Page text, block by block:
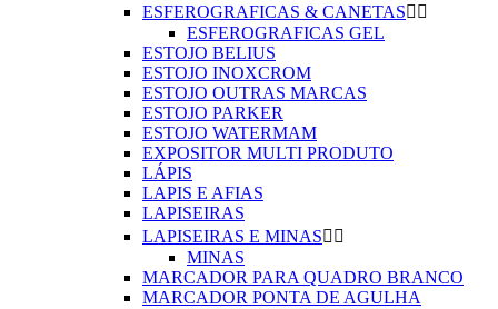
ESFEROGRAFICAS & CANETAS 
ESFEROGRAFICAS GEL
ESTOJO BELIUS
ESTOJO INOXCROM
ESTOJO OUTRAS MARCAS
ESTOJO PARKER
ESTOJO WATERMAM
EXPOSITOR MULTI PRODUTO
LÁPIS
LAPIS E AFIAS
LAPISEIRAS
LAPISEIRAS E MINAS 
MINAS
MARCADOR PARA QUADRO BRANCO
MARCADOR PONTA DE AGULHA